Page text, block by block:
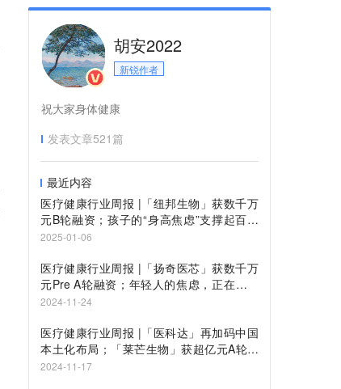
胡安2022
新锐作者
祝大家身体健康
发表文章521篇
最近内容
医疗健康行业周报 |「纽邦生物」获数千万
元B轮融资；孩子的“身高焦虑”支撑起百亿
生长激素市场
2025-01-06
医疗健康行业周报 |「扬奇医芯」获数千万
元Pre A轮融资；年轻人的焦虑，正在促成
血糖仪“大生意”
2024-11-24
医疗健康行业周报 |「医科达」再加码中国
本土化布局；「莱芒生物」获超亿元A轮融
资
2024-11-17